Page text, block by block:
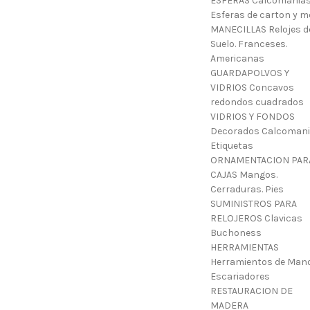
Esferas de carton y
MANECILLAS Relojes
Suelo. Franceses.
Americanas
GUARDAPOLVOS Y
VIDRIOS Concavos
redondos cuadrados
VIDRIOS Y FONDOS
Decorados
Etiquetas
ORNAMENTACION
CAJAS Mangos.
Cerraduras. Pies
SUMINISTROS PARA
RELOJEROS Clavicas
Buchoness
HERRAMIENTAS
Herramientos de
Escariadores
RESTAURACION DE
MADERA